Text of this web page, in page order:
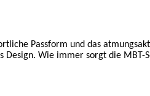
Passform und das
Wie immer sorgt die